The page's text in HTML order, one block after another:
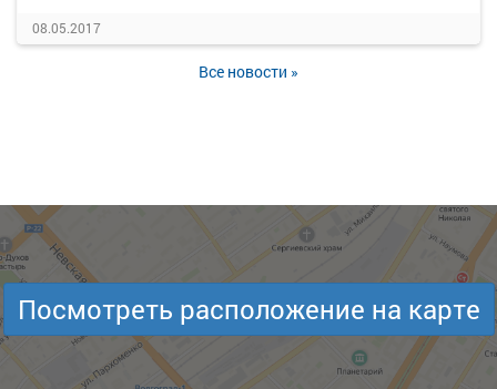
08.05.2017
Все новости »
Посмотреть расположение на карте